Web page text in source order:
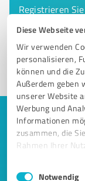
Diese Webseite
Wir verwenden
personalisieren,
können und die
Außerdem geben
unserer Website
Werbung und
Informationen
zusammen, die
Rahmen Ihrer
Impressum
Notwendig
Registrieren
Keine Zeit
Mails?